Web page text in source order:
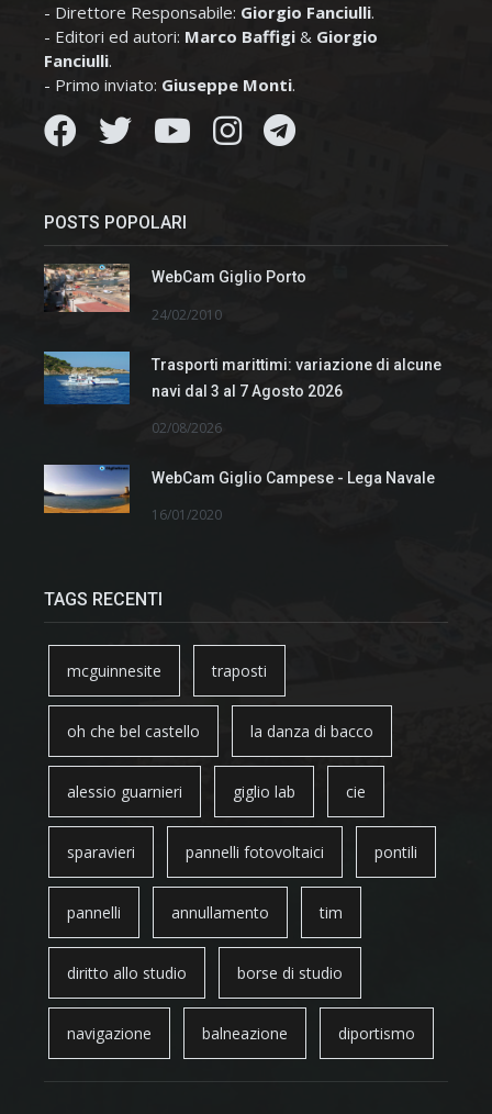
- Direttore Responsabile: Giorgio Fanciulli.
- Editori ed autori: Marco Baffigi & Giorgio
Fanciulli.
- Primo inviato: Giuseppe Monti.
POSTS POPOLARI
WebCam Giglio Porto
24/02/2010
Trasporti marittimi: variazione di alcune
navi dal 3 al 7 Agosto 2026
02/08/2026
WebCam Giglio Campese - Lega Navale
16/01/2020
TAGS RECENTI
mcguinnesite traposti
oh che bel castello la danza di bacco
alessio guarnieri giglio lab cie
sparavieri pannelli fotovoltaici pontili
pannelli annullamento tim
diritto allo studio borse di studio
navigazione balneazione diportismo